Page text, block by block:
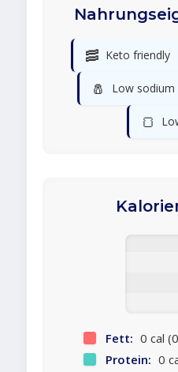
🥓 Keto friendly
🧂 Low sodium
🍞
Fett: 0 cal
Protein: 0